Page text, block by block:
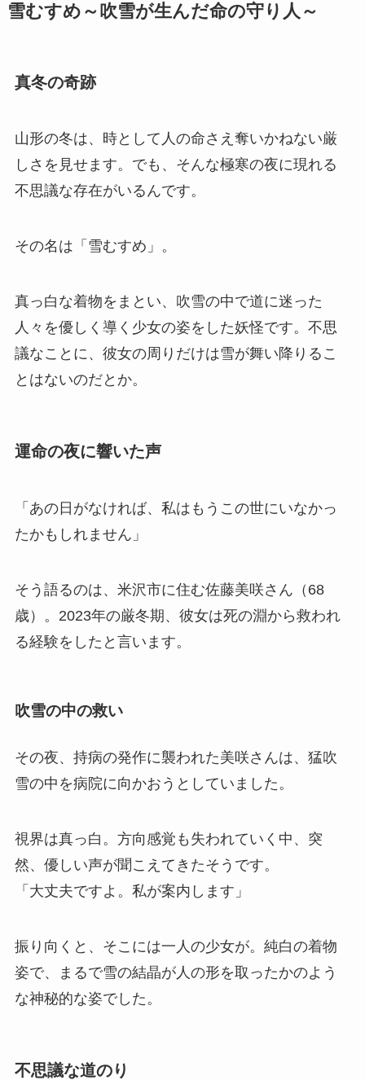
雪むすめ～吹雪が生んだ命の守り人～
真冬の奇跡
山形の冬は、時として人の命さえ奪いかねない厳
しさを見せます。でも、そんな極寒の夜に現れる
不思議な存在がいるんです。
その名は「雪むすめ」。
真っ白な着物をまとい、吹雪の中で道に迷った
人々を優しく導く少女の姿をした妖怪です。不思
議なことに、彼女の周りだけは雪が舞い降りるこ
とはないのだとか。
運命の夜に響いた声
「あの日がなければ、私はもうこの世にいなかっ
たかもしれません」
そう語るのは、米沢市に住む佐藤美咲さん（68
歳）。2023年の厳冬期、彼女は死の淵から救われ
る経験をしたと言います。
吹雪の中の救い
その夜、持病の発作に襲われた美咲さんは、猛吹
雪の中を病院に向かおうとしていました。
視界は真っ白。方向感覚も失われていく中、突
然、優しい声が聞こえてきたそうです。
「大丈夫ですよ。私が案内します」
振り向くと、そこには一人の少女が。純白の着物
姿で、まるで雪の結晶が人の形を取ったかのよう
な神秘的な姿でした。
不思議な道のり